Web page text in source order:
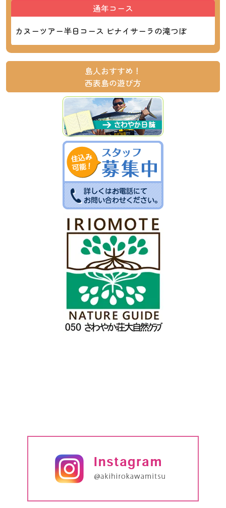
通年コース
カヌーツアー半日コース ピナイサーラの滝つぼ
島人おすすめ！
西表島の遊び方